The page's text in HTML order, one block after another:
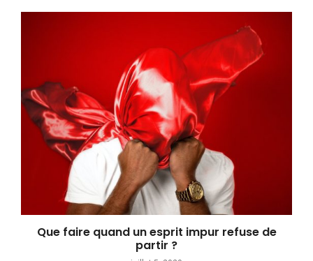
Que faire quand un esprit impur refuse de
partir ?